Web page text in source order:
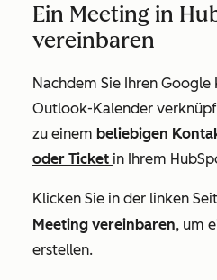
Ein Meeting in
vereinbaren
Nachdem Sie Ihren
Outlook-Kalender
zu einem beliebigen
oder Ticket in Ihrem
Klicken Sie in der linken
Meeting vereinbaren, um
erstellen.